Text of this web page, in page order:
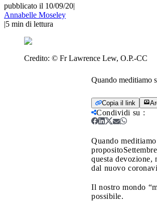
pubblicato il 10/09/20|
Annabelle Moseley
|5 min di lettura
Credito: © Fr Lawrence Lew, O.P.-CC
Quando meditiamo
Copia il link
Condividi su :
Quando
proposito
questa devozione,
dal nuovo
Il nostro mondo
possibile.